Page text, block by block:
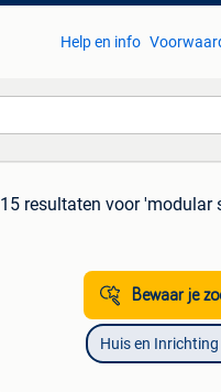
Help en info
15 resultaten voor 'modular
Bewaar je
Huis en Inrichting